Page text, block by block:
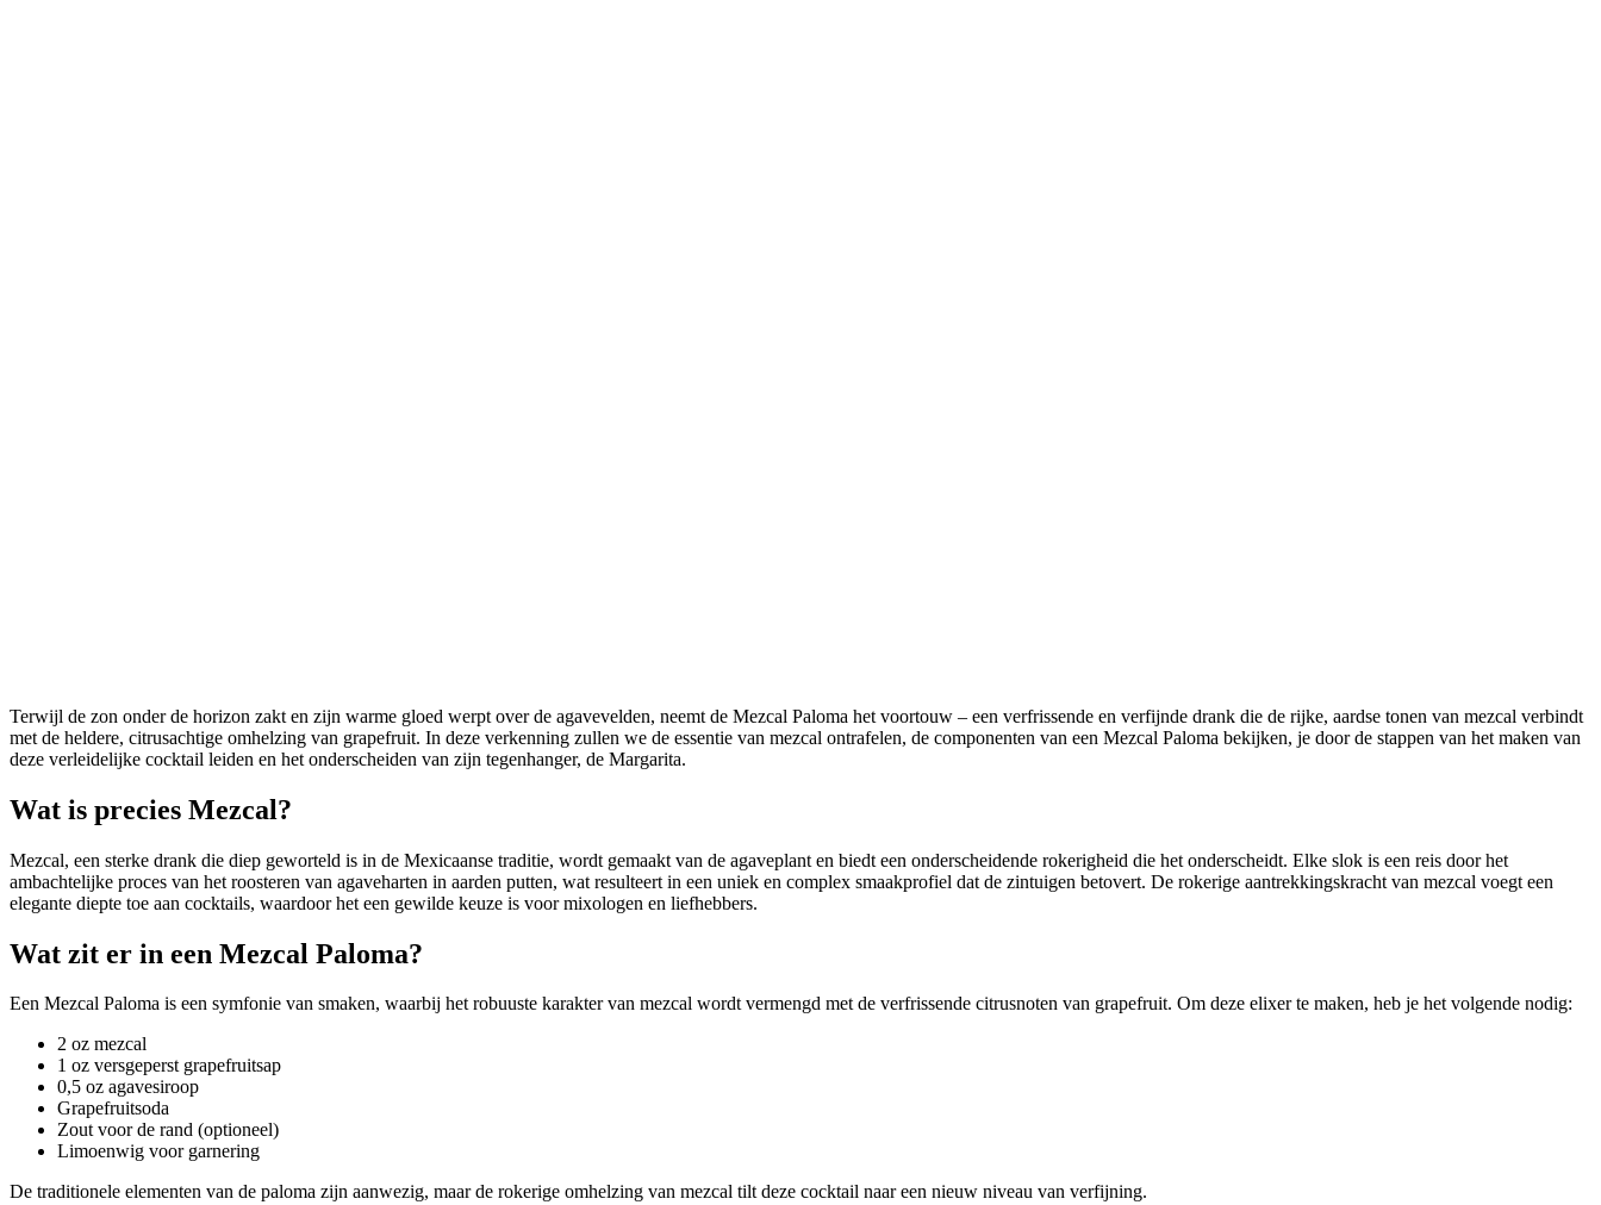
Terwijl de zon onder de horizon zakt en zijn warme gloed werpt over de agavevelden, neemt de Mezcal Paloma het voortouw – een verfrissende en verfijnde drank die de rijke, aardse tonen van mezcal verbindt
met de heldere, citrusachtige omhelzing van grapefruit. In deze verkenning zullen we de essentie van mezcal ontrafelen, de componenten van een Mezcal Paloma bekijken, je door de stappen van het maken van
deze verleidelijke cocktail leiden en het onderscheiden van zijn tegenhanger, de Margarita.
Wat is precies Mezcal?
Mezcal, een sterke drank die diep geworteld is in de Mexicaanse traditie, wordt gemaakt van de agaveplant en biedt een onderscheidende rokerigheid die het onderscheidt. Elke slok is een reis door het
ambachtelijke proces van het roosteren van agaveharten in aarden putten, wat resulteert in een uniek en complex smaakprofiel dat de zintuigen betovert. De rokerige aantrekkingskracht van mezcal voegt een
elegante diepte toe aan cocktails, waardoor het een gewilde keuze is voor mixologen en liefhebbers.
Wat zit er in een Mezcal Paloma?
Een Mezcal Paloma is een symfonie van smaken, waarbij het robuuste karakter van mezcal wordt vermengd met de verfrissende citrusnoten van grapefruit. Om deze elixer te maken, heb je het volgende nodig:
2 oz mezcal
1 oz versgeperst grapefruitsap
0,5 oz agavesiroop
Grapefruitsoda
Zout voor de rand (optioneel)
Limoenwig voor garnering
De traditionele elementen van de paloma zijn aanwezig, maar de rokerige omhelzing van mezcal tilt deze cocktail naar een nieuw niveau van verfijning.